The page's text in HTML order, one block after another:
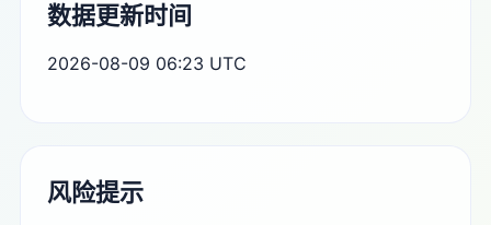
数据更新时间
2026-08-09 06:23 UTC
风险提示